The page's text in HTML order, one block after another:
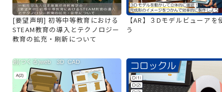
[要望声明] 初等中等教育における
STEAM教育の導入とテクノロジー
教育の拡充・刷新について
【AR】３Dモデルビューアを
う